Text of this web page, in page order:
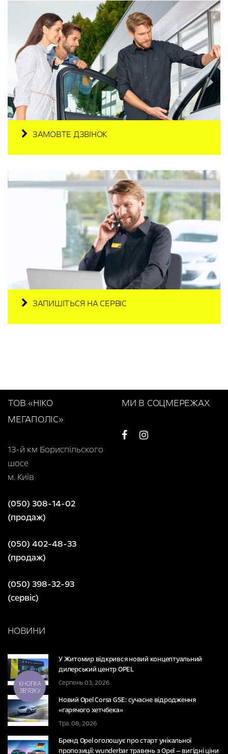
ЗАМОВТЕ ДЗВІНОК
ЗАПИШІТЬСЯ НА СЕРВІС
ТОВ «НІКО
МЕГАПОЛІС»
13-й км Бориспільского
шосе
м. Київ
(050) 308-14-02
(продаж)
(050) 402-48-33
(продаж)
(050) 398-32-93
(сервіс)
МИ В СОЦМЕРЕЖАХ
НОВИНИ
У Житомир відкрився новий концептуальний
дилерський центр OPEL
Серпень 03, 2026
Новий Opel Corsa GSE: сучасне відродження
«гарячого хетчбека»
Тра. 08, 2026
Бренд Opel оголошує про старт унікальної
пропозиції: wunderbar травень з Opel — вигідні ціни
КНОПКА
ЗВ'ЯЗКУ